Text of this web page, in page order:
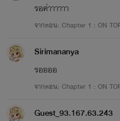
1 Like = 1
รอค่าาาาาา
จากตอน: Chapter 1 : ON
Sirimananya
รออออ
จากตอน: Chapter 1 : ON
Guest_93.167.63.243